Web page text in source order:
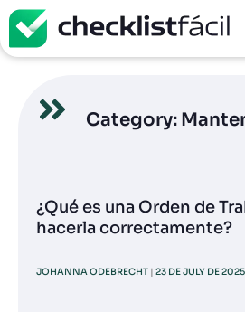
Category:
¿Qué es una Orden de
hacerla correctamente?
JOHANNA ODEBRECHT 23 DE JULY DE 2025